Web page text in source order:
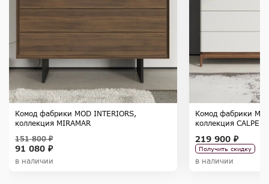
Комод фабрики MOD INTERIORS,
коллекция MIRAMAR
91 080 ₽
151 800 ₽
в наличии
Комод фабрики
коллекция CALPE
219 900 ₽
Получить скидку
в наличии